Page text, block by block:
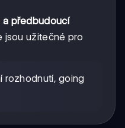
a předbudoucí
jsou užitečné pro
rozhodnutí, going